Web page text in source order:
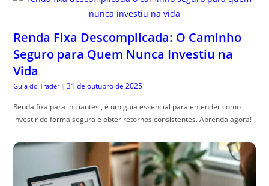
Renda Fixa Descomplicada: O Caminho
Seguro para Quem Nunca Investiu na
Vida
Guia do Trader | 31 de outubro de 2025
Renda fixa para iniciantes , é um guia essencial para entender como
investir de forma segura e obter retornos consistentes. Aprenda agora!